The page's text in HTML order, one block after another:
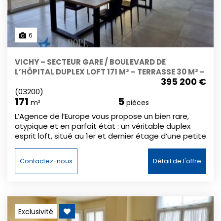
6
VICHY – SECTEUR GARE / BOULEVARD DE
L’HÔPITAL DUPLEX LOFT 171 M² – TERRASSE 30 M² –
395 200 €
(03200)
171 m² 5 pièces
L’Agence de l’Europe vous propose un bien rare,
atypique et en parfait état : un véritable duplex
esprit loft, situé au 1er et dernier étage d’une petite
171 m², ce bien ne nécessite aucun travaux : vous
posez vos valises et profitez immédiatement d’un
cadre de vie moderne, lumineux et confortable. Dès
fonctionnel avec cellier / buanderie. La pièce de vie
constitue le cœur du logement : une cuisine
contemporaine entièrement équipée, ouverte sur
Contactez-nous Détail de l'offre
Exclusivité